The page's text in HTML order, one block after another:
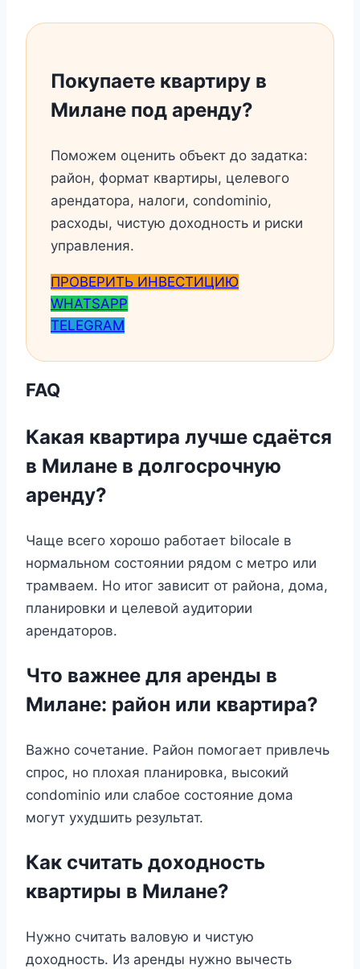
Покупаете квартиру в
Милане под аренду?
Поможем оценить объект до задатка:
район, формат квартиры, целевого
арендатора, налоги, condominio,
расходы, чистую доходность и риски
управления.
ПРОВЕРИТЬ ИНВЕСТИЦИЮ
WHATSAPP
TELEGRAM
FAQ
Какая квартира лучше сдаётся
в Милане в долгосрочную
аренду?
Чаще всего хорошо работает bilocale в
нормальном состоянии рядом с метро или
трамваем. Но итог зависит от района, дома,
планировки и целевой аудитории
арендаторов.
Что важнее для аренды в
Милане: район или квартира?
Важно сочетание. Район помогает привлечь
спрос, но плохая планировка, высокий
condominio или слабое состояние дома
могут ухудшить результат.
Как считать доходность
квартиры в Милане?
Нужно считать валовую и чистую
доходность. Из аренды нужно вычесть